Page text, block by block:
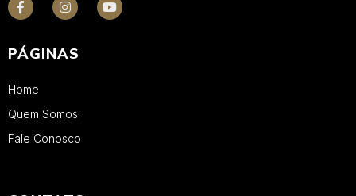
PÁGINAS
Home
Quem Somos
Fale Conosco